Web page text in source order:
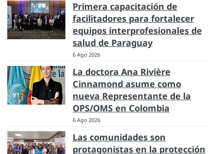
Primera capacitación de
facilitadores para fortalecer
equipos interprofesionales de
salud de Paraguay
6 Ago 2026
La doctora Ana Rivière
Cinnamond asume como
nueva Representante de la
OPS/OMS en Colombia
6 Ago 2026
Las comunidades son
protagonistas en la protección